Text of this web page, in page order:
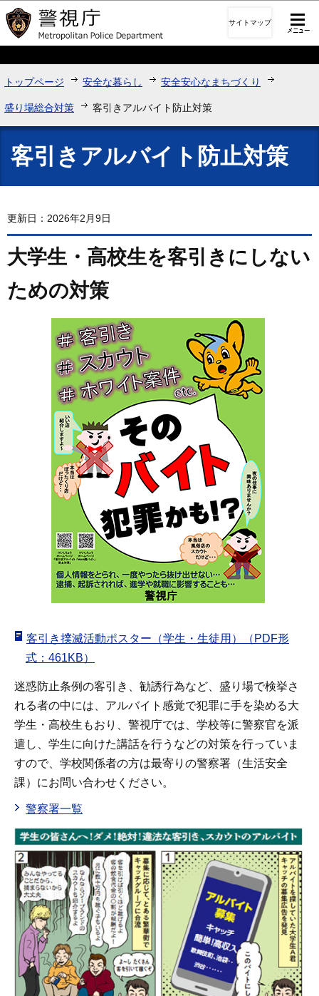
このページの本文へ移動
サイトマップ
トップページ 安全な暮らし 安全安心なまちづくり
盛り場総合対策 客引きアルバイト防止対策
客引きアルバイト防止対策
更新日：2026年2月9日
大学生・高校生を客引きにしない
ための対策
客引き撲滅活動ポスター（学生・生徒用）（PDF形
式：461KB）
迷惑防止条例の客引き、勧誘行為など、盛り場で検挙さ
れる者の中には、アルバイト感覚で犯罪に手を染める大
学生・高校生もおり、警視庁では、学校等に警察官を派
遣し、学生に向けた講話を行うなどの対策を行っていま
すので、学校関係者の方は最寄りの警察署（生活安全
課）にお問い合わせください。
警察署一覧